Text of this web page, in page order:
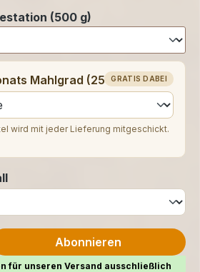
(500 g)
GRATIS DABEI
Mahlgrad (250 g)
wird mit jeder Lieferung mitgeschickt.
Abonnieren
für unseren Versand ausschließlich